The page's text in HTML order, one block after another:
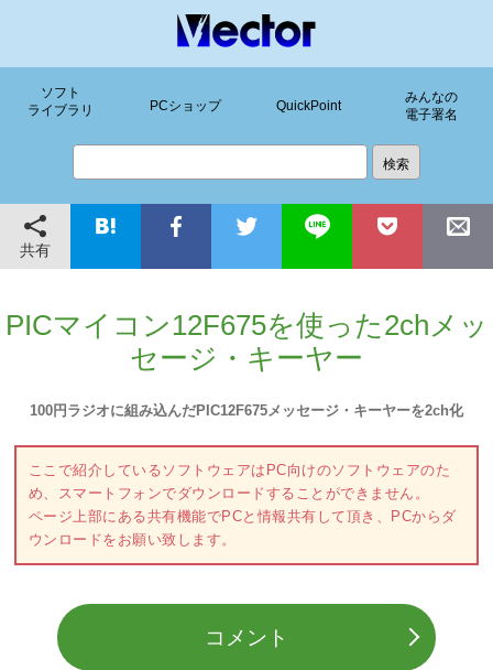
ソフト
ライブラリ
PCショップ QuickPoint
みんなの
電子署名
共有
PICマイコン12F675を使った2chメッ
セージ・キーヤー
100円ラジオに組み込んだPIC12F675メッセージ・キーヤーを2ch化
ここで紹介しているソフトウェアはPC向けのソフトウェアのた
め、スマートフォンでダウンロードすることができません。
ページ上部にある共有機能でPCと情報共有して頂き、PCからダ
ウンロードをお願い致します。
コメント